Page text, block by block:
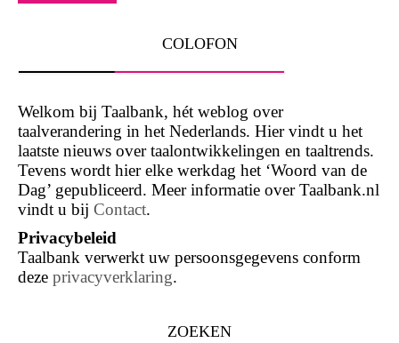
COLOFON
Welkom bij Taalbank, hét weblog over
taalverandering in het Nederlands. Hier vindt u het
laatste nieuws over taalontwikkelingen en taaltrends.
Tevens wordt hier elke werkdag het ‘Woord van de
Dag’ gepubliceerd. Meer informatie over Taalbank.nl
vindt u bij Contact.
Privacybeleid
Taalbank verwerkt uw persoonsgegevens conform
deze privacyverklaring.
ZOEKEN